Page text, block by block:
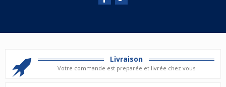
Livraison
Votre commande est preparée et livrée chez vous